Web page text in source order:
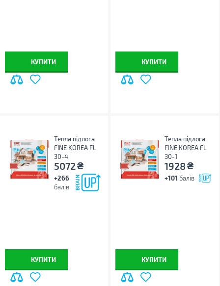
КУПИТИ КУПИТИ
Тепла підлога
FINE KOREA FL
30-4
5072₴
+266
балів
КУПИТИ
Тепла підлога
FINE KOREA FL
30-1
1928₴
+101 балів
КУПИТИ